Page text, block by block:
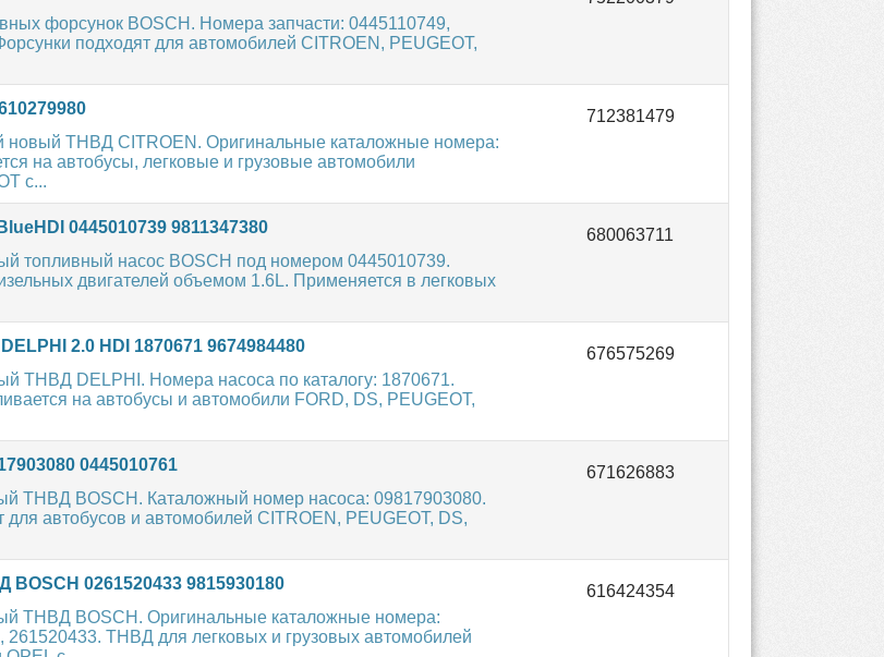
форсунок BOSCH. Номера запчасти: 0445110749,
подходят для автомобилей CITROEN, PEUGEOT,
новый ТНВД CITROEN. Оригинальные каталожные номера:
на автобусы, легковые и грузовые автомобили
с...
0445010739 9811347380
топливный насос BOSCH под номером 0445010739.
двигателей объемом 1.6L. Применяется в легковых
2.0 HDI 1870671 9674984480
ТНВД DELPHI. Номера насоса по каталогу: 1870671.
на автобусы и автомобили FORD, DS, PEUGEOT,
0445010761
ТНВД BOSCH. Каталожный номер насоса: 09817903080.
автобусов и автомобилей CITROEN, PEUGEOT, DS,
0261520433 9815930180
ТНВД BOSCH. Оригинальные каталожные номера:
261520433. ТНВД для легковых и грузовых автомобилей